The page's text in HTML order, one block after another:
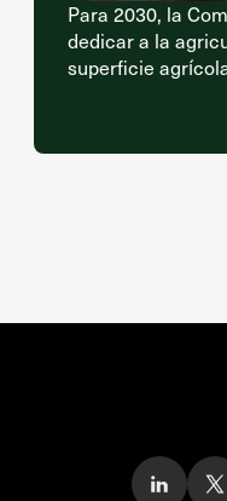
Para 2030, la
dedicar a la
superficie